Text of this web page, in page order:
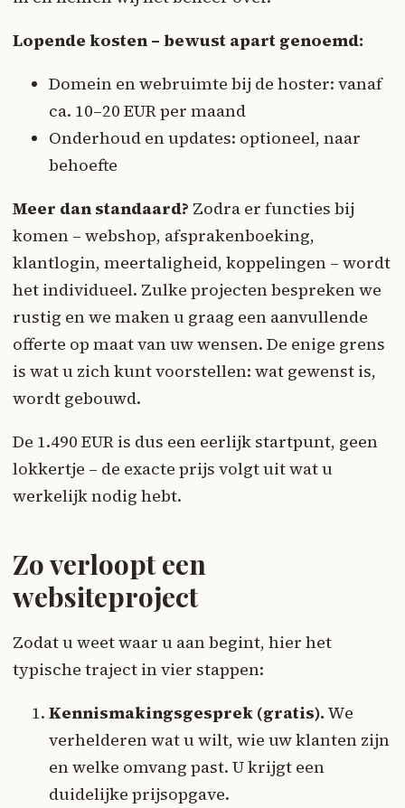
Lopende kosten – bewust apart genoemd:
Domein en webruimte bij de hoster: vanaf
ca. 10–20 EUR per maand
Onderhoud en updates: optioneel, naar
behoefte
Meer dan standaard? Zodra er functies bij
komen – webshop, afsprakenboeking,
klantlogin, meertaligheid, koppelingen – wordt
het individueel. Zulke projecten bespreken we
rustig en we maken u graag een aanvullende
offerte op maat van uw wensen. De enige grens
is wat u zich kunt voorstellen: wat gewenst is,
wordt gebouwd.
De 1.490 EUR is dus een eerlijk startpunt, geen
lokkertje – de exacte prijs volgt uit wat u
werkelijk nodig hebt.
Zo verloopt een
websiteproject
Zodat u weet waar u aan begint, hier het
typische traject in vier stappen:
Kennismakingsgesprek (gratis). We
verhelderen wat u wilt, wie uw klanten zijn
en welke omvang past. U krijgt een
duidelijke prijsopgave.